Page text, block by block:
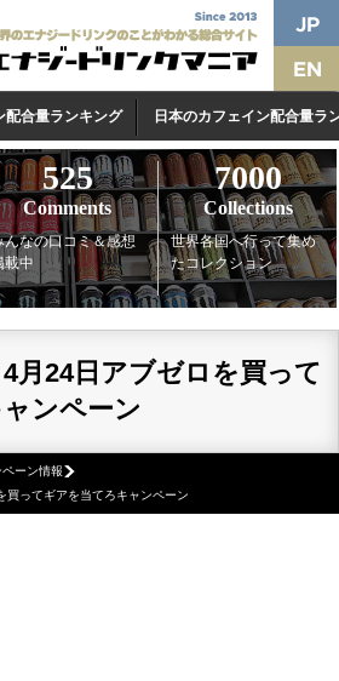
配合量ランキング 日本のカフェイン配合量ラ
525
Comments
んなの口コミ＆感想
載中
7000
Collections
世界各国へ行って集め
たコレクション
月24日アブゼロを買って
ンペーン
ペーン情報
ってギアを当てろキャンペーン